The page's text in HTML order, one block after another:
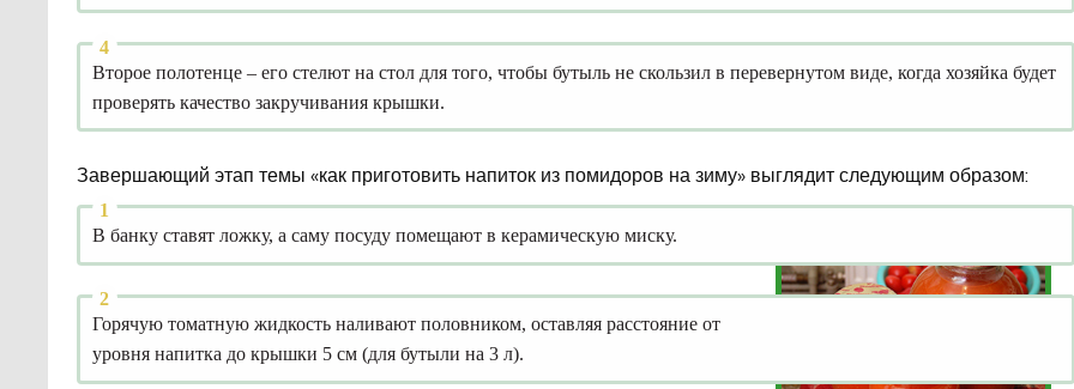
Второе полотенце – его стелют на стол для того, чтобы бутыль не скользил в перевернутом виде, когда хозяйка будет
проверять качество закручивания крышки.
Завершающий этап темы «как приготовить напиток из помидоров на зиму» выглядит следующим образом:
В банку ставят ложку, а саму посуду помещают в керамическую миску.
Горячую томатную жидкость наливают половником, оставляя расстояние от
уровня напитка до крышки 5 см (для бутыли на 3 л).